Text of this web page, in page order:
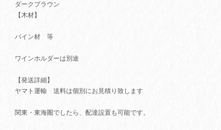
ダークブラウン
【木材】
パイン材 等
ワインホルダーは別途
【発送詳細】
ヤマト運輸 送料は個別にお見積り致します
関東・東海圏でしたら、配達設置も可能です。